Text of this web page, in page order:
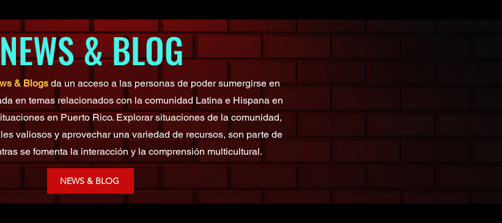
Para
bit.ly/DonateESB & BLOG
& Blogs da un acceso a las personas de poder sumergirse en
en temas relacionados con la comunidad Latina e Hispana en
en Puerto Rico. Explorar situaciones de la comunidad,
valiosos y aprovechar una variedad de recursos, son parte de
se fomenta la interacción y la comprensión multicultural.
NEWS & BLOG